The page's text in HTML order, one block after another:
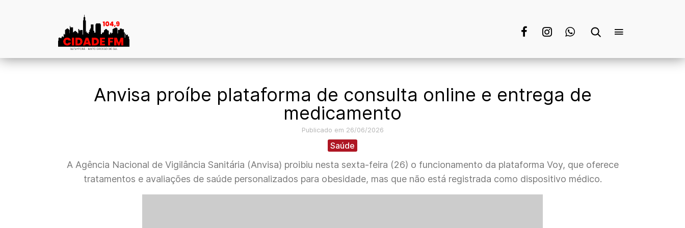
Anvisa proíbe plataforma de consulta online e entrega de
medicamento
Publicado em 26/06/2026
Saúde
A Agência Nacional de Vigilância Sanitária (Anvisa) proibiu nesta sexta-feira (26) o funcionamento da plataforma Voy, que oferece
tratamentos e avaliações de saúde personalizados para obesidade, mas que não está registrada como dispositivo médico.